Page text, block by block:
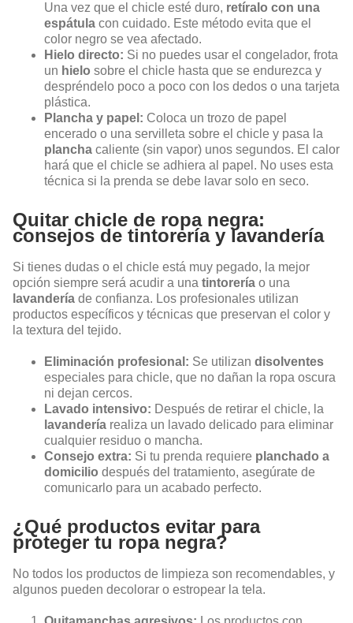
Una vez que el chicle esté duro, retíralo con una
espátula con cuidado. Este método evita que el
color negro se vea afectado.
Hielo directo: Si no puedes usar el congelador, frota
un hielo sobre el chicle hasta que se endurezca y
despréndelo poco a poco con los dedos o una tarjeta
plástica.
Plancha y papel: Coloca un trozo de papel
encerado o una servilleta sobre el chicle y pasa la
plancha caliente (sin vapor) unos segundos. El calor
hará que el chicle se adhiera al papel. No uses esta
técnica si la prenda se debe lavar solo en seco.
Quitar chicle de ropa negra:
consejos de tintorería y lavandería
Si tienes dudas o el chicle está muy pegado, la mejor
opción siempre será acudir a una tintorería o una
lavandería de confianza. Los profesionales utilizan
productos específicos y técnicas que preservan el color y
la textura del tejido.
Eliminación profesional: Se utilizan disolventes
especiales para chicle, que no dañan la ropa oscura
ni dejan cercos.
Lavado intensivo: Después de retirar el chicle, la
lavandería realiza un lavado delicado para eliminar
cualquier residuo o mancha.
Consejo extra: Si tu prenda requiere planchado a
domicilio después del tratamiento, asegúrate de
comunicarlo para un acabado perfecto.
¿Qué productos evitar para
proteger tu ropa negra?
No todos los productos de limpieza son recomendables, y
algunos pueden decolorar o estropear la tela.